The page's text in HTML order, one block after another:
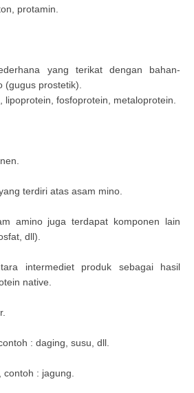
protamin.
yang terikat dengan bahan-
(gugus prostetik).
lipoprotein, fosfoprotein, metaloprotein.
terdiri atas asam mino.
amino juga terdapat komponen lain
dll).
intermediet produk sebagai hasil
native.
: daging, susu, dll.
: jagung.